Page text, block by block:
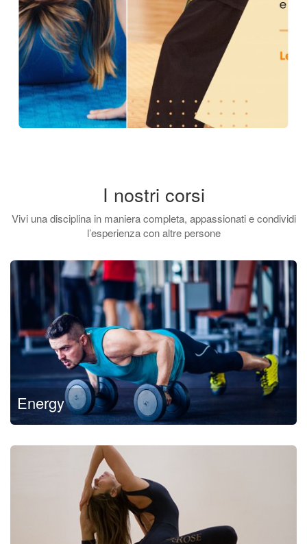
I nostri corsi
Vivi una disciplina in maniera completa, appassionati e condividi
l’esperienza con altre persone
Energy